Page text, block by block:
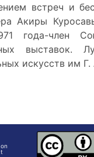
встреч и
Акиры
года-член
выставок.
искусств им